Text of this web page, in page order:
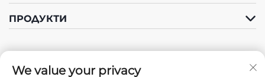
ПРОДУКТИ
We value your privacy